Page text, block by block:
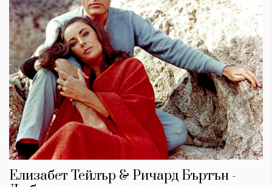
Елизабет Тейлър & Ричард Бъртън -